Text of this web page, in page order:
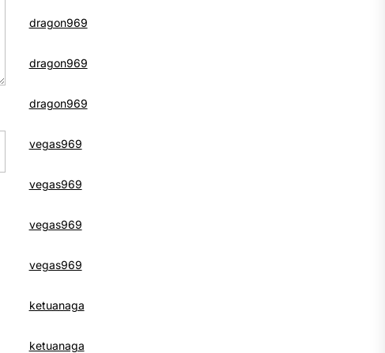
dragon969
dragon969
dragon969
vegas969
vegas969
vegas969
vegas969
ketuanaga
ketuanaga